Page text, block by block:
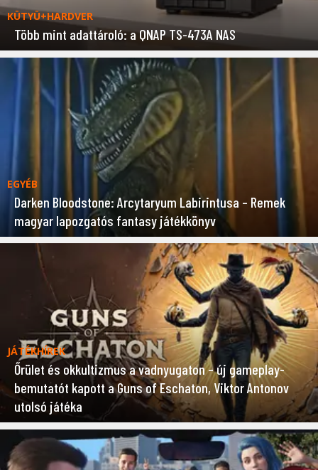
KÜTYÜ+HARDVER
Több mint adattároló: a QNAP TS-473A NAS
EGYÉB
Darken Bloodstone: Arcytaryum Labirintusa – Remek
magyar lapozgatós fantasy játékkönyv
JÁTÉKHÍREK
Őrület és okkultizmus a vadnyugaton – új gameplay-
bemutatót kapott a Guns of Eschaton, Viktor Antonov
utolsó játéka